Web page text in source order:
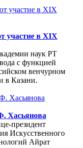
участие в XIX
наук РТ
с функцией
венчурном
в Казани.
Хасьянова
президент
Искусственного
Айрат